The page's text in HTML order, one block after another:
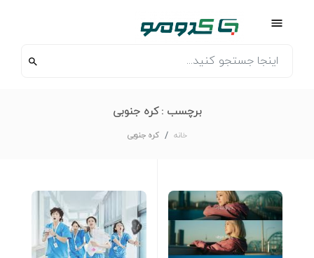
برچسب : کره جنوبی
خانه کره جنوبی